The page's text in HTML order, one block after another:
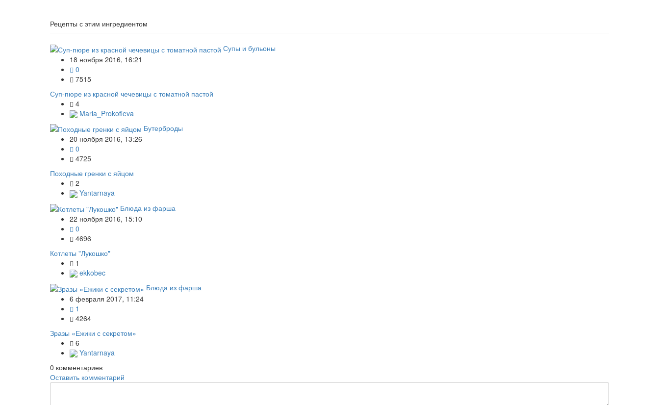
Рецепты с этим ингредиентом
Супы и бульоны
18 ноября 2016, 16:21
0
7515
Суп-пюре из красной чечевицы с томатной пастой
4
Maria_Prokofieva
Бутерброды
20 ноября 2016, 13:26
0
4725
Походные гренки с яйцом
2
Yantarnaya
Блюда из фарша
22 ноября 2016, 15:10
0
4696
Котлеты "Лукошко"
1
ekkobec
Блюда из фарша
6 февраля 2017, 11:24
1
4264
Зразы «Ежики с секретом»
6
Yantarnaya
0 комментариев
Оставить комментарий